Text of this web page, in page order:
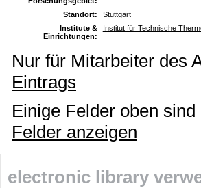
Standort:
Stuttgart
Institute &
Einrichtungen:
Institut für Technische
Nur für Mitarbeiter des
Eintrags
Einige Felder oben
Felder anzeigen
electronic library